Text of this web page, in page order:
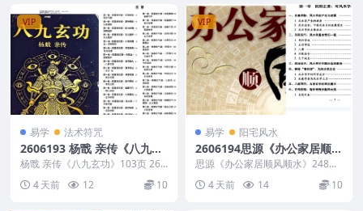
VIP
易学 法术符咒
2606193 杨戬 亲传《八九玄
功》103页
杨戬 亲传《八九玄功》103页 260
6193 以下内容为整理的相关资料
内容相关...
4 天前 12 10
VIP
易学 阳宅风水
2606194思源《办公家居顺风
顺水》248页
思源《办公家居顺风顺水》248页
2606194 以下内容为整理的相关
资料内容相...
4 天前 14 10